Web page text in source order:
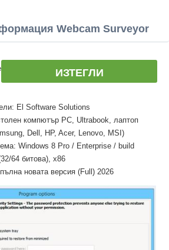
Webcam Surveyor
ИЗТЕГЛИ
El Software Solutions
компютър PC, Ultrabook, лаптоп
Dell, HP, Acer, Lenovo, MSI)
Windows 8 Pro / Enterprise / build
64 битова), x86
новата версия (Full) 2026